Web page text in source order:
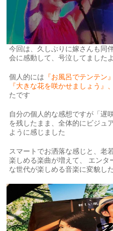
今回は、久しぶりに嫁さんも同
会に感動して、号泣してましたよ
個人的には 『お風呂でテンテン
『大きな花を咲かせましょう』
たです
自分の個人的な感想ですが「遅
を残したまま、全体的にビジュ
ように感じました
スマートでお洒落な感じと、老
楽しめる楽曲が増えて、 エンタ
な世代が楽しめる音楽に変貌し